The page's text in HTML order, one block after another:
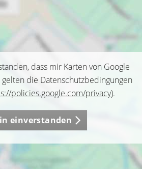
dass mir Karten von Google
die Datenschutzbedingungen
policies.google.com/privacy).
einverstanden